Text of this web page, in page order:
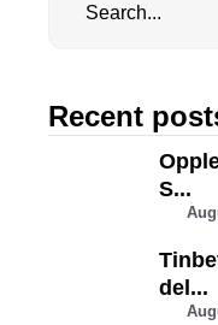
Recent
S...
del...